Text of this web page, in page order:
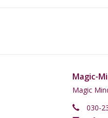
Magic-
Magic
030-